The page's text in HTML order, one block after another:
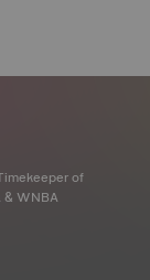
of
WNBA